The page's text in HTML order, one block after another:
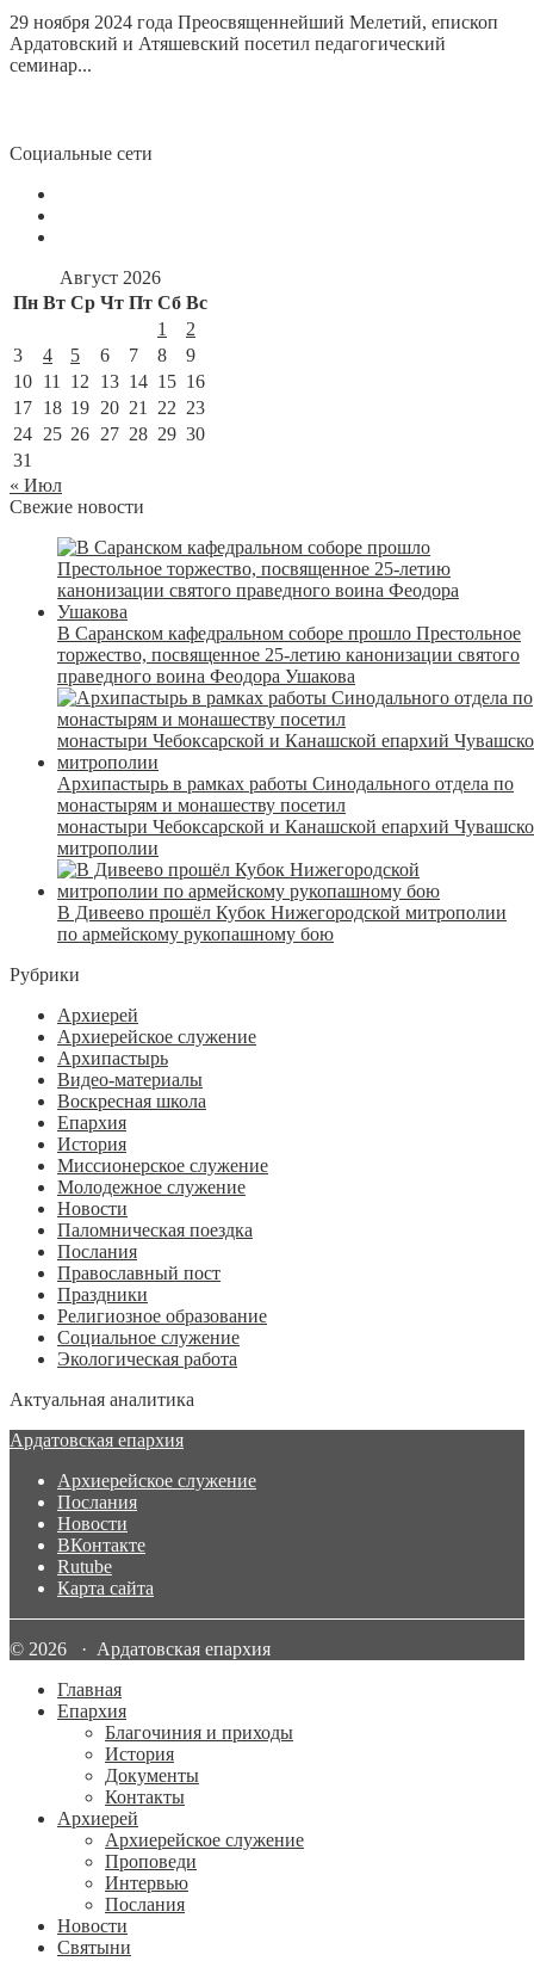
29 ноября 2024 года Преосвященнейший Мелетий, епископ
Ардатовский и Атяшевский посетил педагогический
семинар...
Социальные сети
Август 2026
Пн Вт Ср Чт Пт Сб Вс
1
2
3
4 5 6 7 8
9
10 11 12 13 14 15 16
17 18 19 20 21 22 23
24 25 26 27 28 29 30
31
« Июл
Свежие новости
В Саранском кафедральном соборе прошло Престольное
торжество, посвященное 25-летию канонизации святого
праведного воина Феодора Ушакова
Архипастырь в рамках работы Синодального отдела по
монастырям и монашеству посетил
монастыри Чебоксарской и Канашской епархий
митрополии
В Дивеево прошёл Кубок Нижегородской митрополии
по армейскому рукопашному бою
Рубрики
Архиерей
Архиерейское служение
Архипастырь
Видео-материалы
Воскресная школа
Епархия
История
Миссионерское служение
Молодежное служение
Новости
Паломническая поездка
Послания
Православный пост
Праздники
Религиозное образование
Социальное служение
Экологическая работа
Актуальная аналитика
Ардатовская епархия
Архиерейское служение
Послания
Новости
ВКонтакте
Rutube
Карта сайта
© 2026 · Ардатовская епархия
Главная
Епархия
Благочиния и приходы
История
Документы
Контакты
Архиерей
Архиерейское служение
Проповеди
Интервью
Послания
Новости
Святыни